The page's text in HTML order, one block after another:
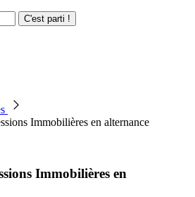
C'est parti !
Immobilières en alternance
Immobilières en